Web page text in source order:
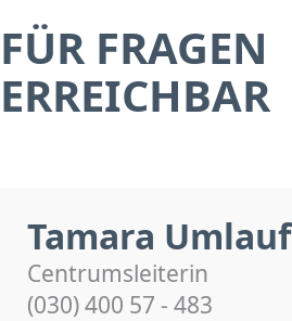
FÜR FRAGEN
ERREICHBAR
Tamara Umlauf
Centrumsleiterin
(030) 400 57 - 483